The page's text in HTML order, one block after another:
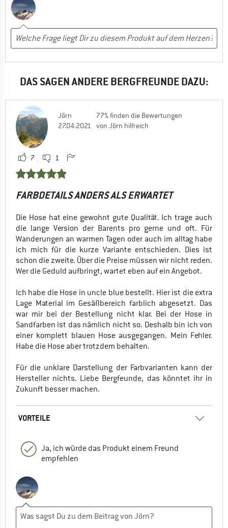
DAS SAGEN ANDERE BERGFREUNDE DAZU:
Jörn
27.04.2021
77% finden die Bewertungen
von Jörn hilfreich
7 1
FARBDETAILS ANDERS ALS ERWARTET
Die Hose hat eine gewohnt gute Qualität. Ich trage auch
die lange Version der Barents pro gerne und oft. Für
Wanderungen an warmen Tagen oder auch im alltag habe
ich mich für die kurze Variante entschieden. Dies ist
schon die zweite. Über die Preise müssen wir nicht reden.
Wer die Geduld aufbringt, wartet eben auf ein Angebot.
Ich habe die Hose in uncle blue bestellt. Hier ist die extra
Lage Material im Gesäßbereich farblich abgesetzt. Das
war mir bei der Bestellung nicht klar. Bei der Hose in
Sandfarben ist das nämlich nicht so. Deshalb bin ich von
einer komplett blauen Hose ausgegangen. Mein Fehler.
Habe die Hose aber trotzdem behalten.
Für die unklare Darstellung der Farbvarianten kann der
Hersteller nichts. Liebe Bergfeunde, das könntet ihr in
Zukunft besser machen.
VORTEILE
Ja, ich würde das Produkt einem Freund
empfehlen